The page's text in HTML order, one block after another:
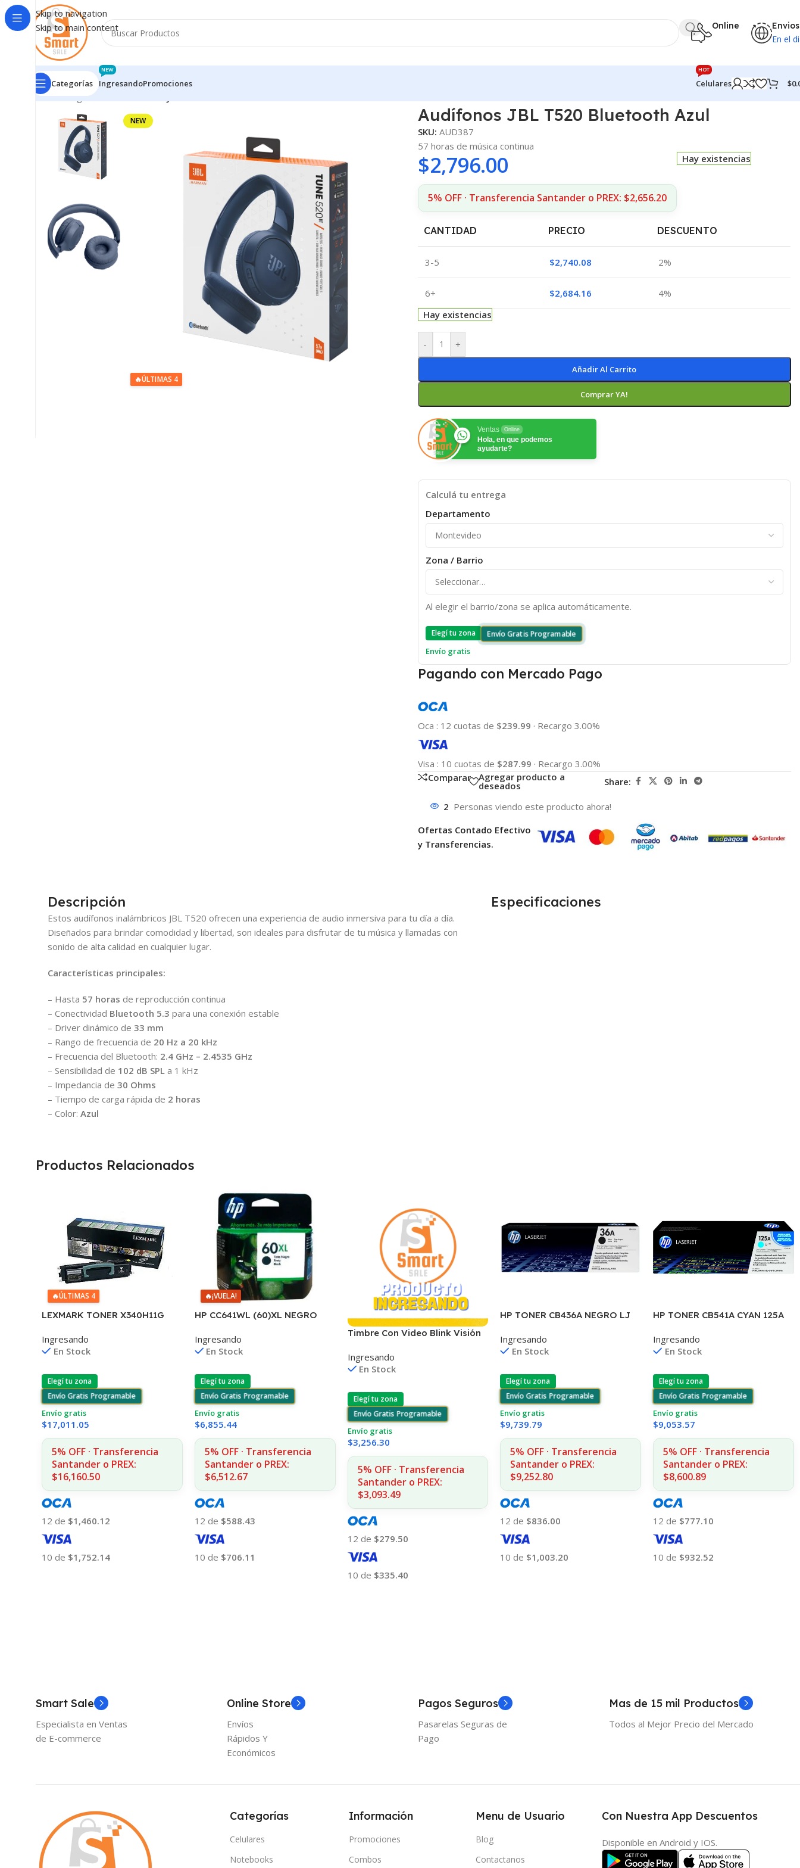
Skip to navigation
Skip to main content
Online Envios
En el
Categorías Ingresando
NEW
Promociones Celulares
HOT
$
Inicio/Ingresando
NEW
🔥ÚLTIMAS 4
Audífonos JBL T520 Bluetooth Azul
SKU: AUD387
57 horas de música continua
$2,796.00
5% OFF · Transferencia Santander o PREX: $2,656.20
Hay existencias
CANTIDAD PRECIO DESCUENTO
3-5 $2,740.08 2%
6+ $2,684.16
4%
Hay existencias
- +
Añadir Al Carrito
Comprar YA!
Ventas Online
Hola, en que podemos
ayudarte?
Calculá tu entrega
Departamento
Zona / Barrio
Al elegir el barrio/zona se aplica automáticamente.
Elegí tu zona Envío Gratis Programable
Envío gratis
Pagando con Mercado Pago
Oca : 12 cuotas de $239.99 · Recargo 3.00%
Visa : 10 cuotas de $287.99 · Recargo 3.00%
Comparar
Agregar producto a
deseados Share:
2 Personas viendo este producto ahora!
Ofertas Contado Efectivo
y Transferencias.
Descripción
Estos audífonos inalámbricos JBL T520 ofrecen una experiencia de audio inmersiva para tu día a día.
Diseñados para brindar comodidad y libertad, son ideales para disfrutar de tu música y llamadas con
sonido de alta calidad en cualquier lugar.
Características principales:
– Hasta 57 horas de reproducción continua
– Conectividad Bluetooth 5.3 para una conexión estable
– Driver dinámico de 33 mm
– Rango de frecuencia de 20 Hz a 20 kHz
– Frecuencia del Bluetooth: 2.4 GHz – 2.4535 GHz
– Sensibilidad de 102 dB SPL a 1 kHz
– Impedancia de 30 Ohms
– Tiempo de carga rápida de 2 horas
– Color: Azul
Especificaciones
Productos Relacionados
🔥ÚLTIMAS 4
LEXMARK TONER X340H11G
Ingresando
En Stock
Elegí tu zona
Envío Gratis Programable
Envío gratis
$17,011.05
5% OFF · Transferencia
Santander o PREX:
$16,160.50
12 de $1,460.12
10 de $1,752.14
🔥¡VUELA!
HP CC641WL (60)XL NEGRO
F4580/F4280/F4480/D110
Ingresando
En Stock
Elegí tu zona
Envío Gratis Programable
Envío gratis
$6,855.44
5% OFF · Transferencia
Santander o PREX:
$6,512.67
12 de $588.43
10 de $706.11
Timbre Con Video Blink Visión
Ingresando
En Stock
Elegí tu zona
Envío Gratis Programable
Envío gratis
$3,256.30
5% OFF · Transferencia
Santander o PREX:
$3,093.49
12 de $279.50
10 de $335.40
HP TONER CB436A NEGRO LJ
COPIAS
Ingresando
En Stock
Elegí tu zona
Envío Gratis Programable
Envío gratis
$9,739.79
5% OFF · Transferencia
Santander o PREX:
$9,252.80
12 de $836.00
10 de $1,003.20
HP TONER CB541A CYAN 125A
1215/1515/1510/1312
Ingresando
En Stock
Elegí tu zona
Envío Gratis Programable
Envío gratis
$9,053.57
5% OFF · Transferencia
Santander o PREX:
$8,600.89
12 de $777.10
10 de $932.52
Smart Sale
Especialista en Ventas
de E-commerce
Online Store
Envíos
Rápidos Y
Económicos
Pagos Seguros
Pasarelas Seguras de
Pago
Mas de 15 mil Productos
Todos al Mejor Precio del Mercado
Categorías
Celulares
Notebooks
Información
Promociones
Combos
Menu de Usuario
Blog
Contactanos
Con Nuestra App Descuentos
Disponible en Android y IOS.